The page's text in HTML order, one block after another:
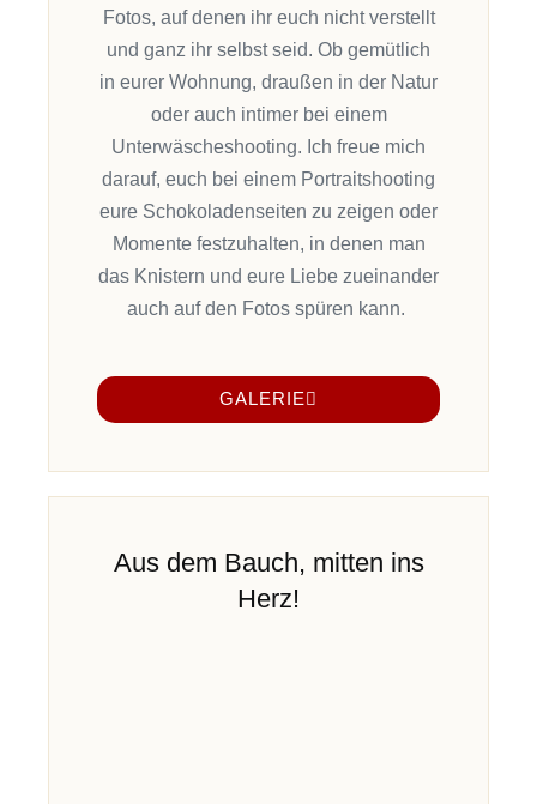
Fotos, auf denen ihr euch nicht verstellt
und ganz ihr selbst seid. Ob gemütlich
in eurer Wohnung, draußen in der Natur
oder auch intimer bei einem
Unterwäscheshooting. Ich freue mich
darauf, euch bei einem Portraitshooting
eure Schokoladenseiten zu zeigen oder
Momente festzuhalten, in denen man
das Knistern und eure Liebe zueinander
auch auf den Fotos spüren kann.
GALERIE
Aus dem Bauch, mitten ins
Herz!